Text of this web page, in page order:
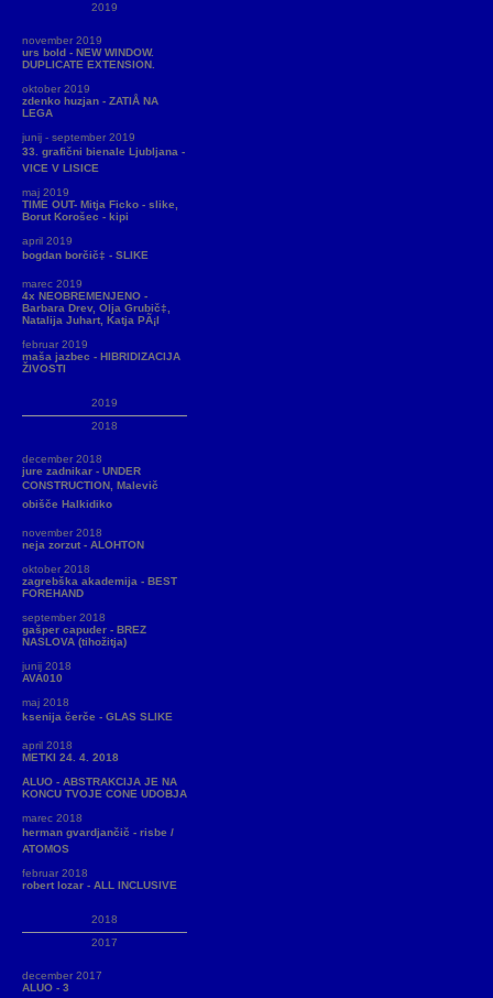
2019
november 2019
urs bold - NEW WINDOW.
DUPLICATE EXTENSION.
oktober 2019
zdenko huzjan - ZATIÅ NA
LEGA
junij - september 2019
33. grafični bienale Ljubljana -
VICE V LISICE
maj 2019
TIME OUT- Mitja Ficko - slike,
Borut Korošec - kipi
april 2019
bogdan borčič‡ - SLIKE
marec 2019
4x NEOBREMENJENO -
Barbara Drev, Olja Grubič‡,
Natalija Juhart, Katja PÃ¡l
februar 2019
maša jazbec - HIBRIDIZACIJA
ŽIVOSTI
2019
2018
december 2018
jure zadnikar - UNDER
CONSTRUCTION, Malevič
obišče Halkidiko
november 2018
neja zorzut - ALOHTON
oktober 2018
zagrebška akademija - BEST
FOREHAND
september 2018
gašper capuder - BREZ
NASLOVA (tihožitja)
junij 2018
AVA010
maj 2018
ksenija čerče - GLAS SLIKE
april 2018
METKI 24. 4. 2018
ALUO - ABSTRAKCIJA JE NA
KONCU TVOJE CONE UDOBJA
marec 2018
herman gvardjančič - risbe /
ATOMOS
februar 2018
robert lozar - ALL INCLUSIVE
2018
2017
december 2017
ALUO - 3